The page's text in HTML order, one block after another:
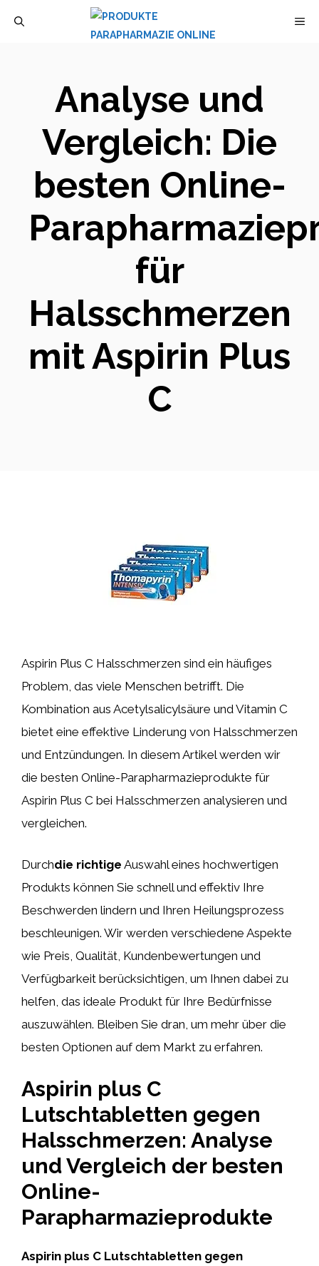
Analyse und
Vergleich: Die
besten Online-
für
Halsschmerzen
mit Aspirin Plus
C
Aspirin Plus C Halsschmerzen sind ein häufiges
Problem, das viele Menschen betrifft. Die
Kombination aus Acetylsalicylsäure und Vitamin C
bietet eine effektive Linderung von Halsschmerzen
und Entzündungen. In diesem Artikel werden wir
die besten Online-Parapharmazieprodukte für
Aspirin Plus C bei Halsschmerzen analysieren und
vergleichen.
Durchdie richtige Auswahl eines hochwertigen
Produkts können Sie schnell und effektiv Ihre
Beschwerden lindern und Ihren Heilungsprozess
beschleunigen. Wir werden verschiedene Aspekte
wie Preis, Qualität, Kundenbewertungen und
Verfügbarkeit berücksichtigen, um Ihnen dabei zu
helfen, das ideale Produkt für Ihre Bedürfnisse
auszuwählen. Bleiben Sie dran, um mehr über die
besten Optionen auf dem Markt zu erfahren.
Aspirin plus C
Lutschtabletten gegen
Halsschmerzen: Analyse
und Vergleich der besten
Online-
Parapharmazieprodukte
Aspirin plus C Lutschtabletten gegen